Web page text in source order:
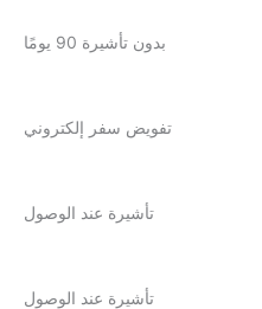
بدون تأشيرة 90 يومًا
تفويض سفر إلكتروني
تأشيرة عند الوصول
تأشيرة عند الوصول